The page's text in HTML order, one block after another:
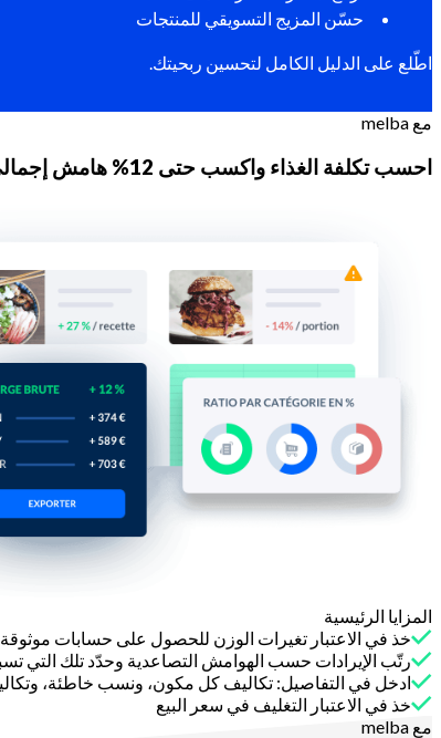
حسّن المزيج التسويقي للمنتجات
اطّلع على الدليل الكامل لتحسين ربحيتك.
مع melba
احسب تكلفة الغذاء واكسب حتى 12% هامش إجمالي في 3 أشهر
المزايا الرئيسية
خذ في الاعتبار تغيرات الوزن للحصول على حسابات موثوقة
رتّب الإيرادات حسب الهوامش التصاعدية وحدّد تلك التي
ادخل في التفاصيل: تكاليف كل مكون، ونسب خاطئة،
خذ في الاعتبار التغليف في سعر البيع
مع melba